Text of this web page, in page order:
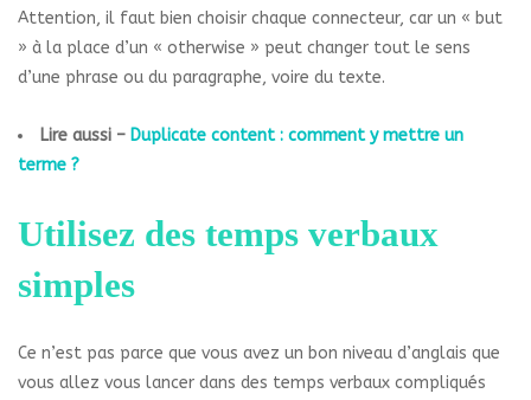
Attention, il faut bien choisir chaque connecteur, car un « but
» à la place d’un « otherwise » peut changer tout le sens
d’une phrase ou du paragraphe, voire du texte.
Lire aussi – Duplicate content : comment y mettre un
terme ?
Utilisez des temps verbaux
simples
Ce n’est pas parce que vous avez un bon niveau d’anglais que
vous allez vous lancer dans des temps verbaux compliqués